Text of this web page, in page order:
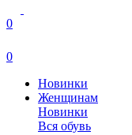
0
0
Новинки
Женщинам
Новинки
Вся обувь